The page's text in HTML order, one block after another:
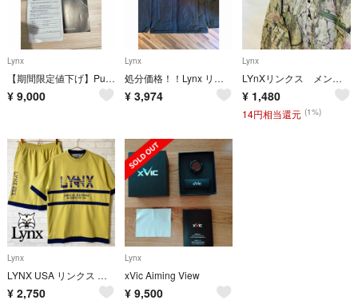
Lynx
【期間限定値下げ】Putting View リンクス 最先端AIパター練習器具
¥ 9,000
Lynx
処分価格！！Lynx リンクス ハイネック キルティングジャケット メンズ
¥ 3,974
Lynx
LYnXリンクス メンズ総柄 長袖ポロシャツMサイズ レトロ オシャレ
¥ 1,480
14円相当還元 (1%)
Lynx
LYNX USA リンクス セットアップ スウェット ロゴ刺繍 半袖 ショーツ
¥ 2,750
Lynx
xVic Aiming View
¥ 9,500